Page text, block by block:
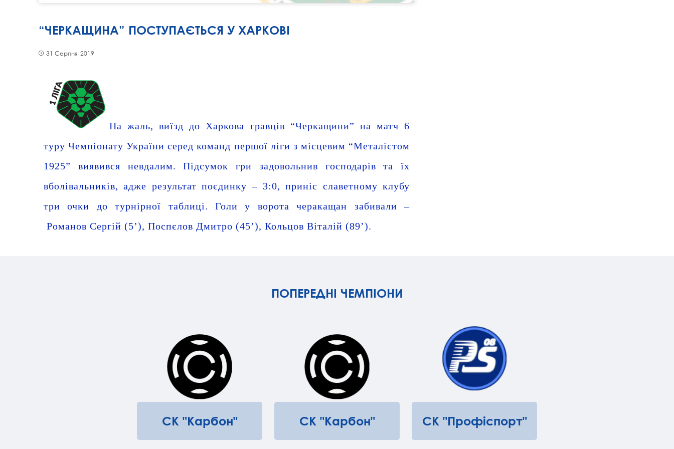
“ЧЕРКАЩИНА” ПОСТУПАЄТЬСЯ У ХАРКОВІ
31 Серпня, 2019
На жаль, виїзд до Харкова гравців “Черкащини” на матч 6
туру Чемпіонату України серед команд першої ліги з місцевим “Металістом
1925” виявився невдалим. Підсумок гри задовольнив господарів та їх
вболівальників, адже результат поєдинку – 3:0, приніс славетному клубу
три очки до турнірної таблиці. Голи у ворота черакащан забивали –
Романов Сергій (5’), Поспєлов Дмитро (45’), Кольцов Віталій (89’).
ПОПЕРЕДНІ ЧЕМПІОНИ
СК "Карбон" СК "Карбон" СК "Профіспорт"